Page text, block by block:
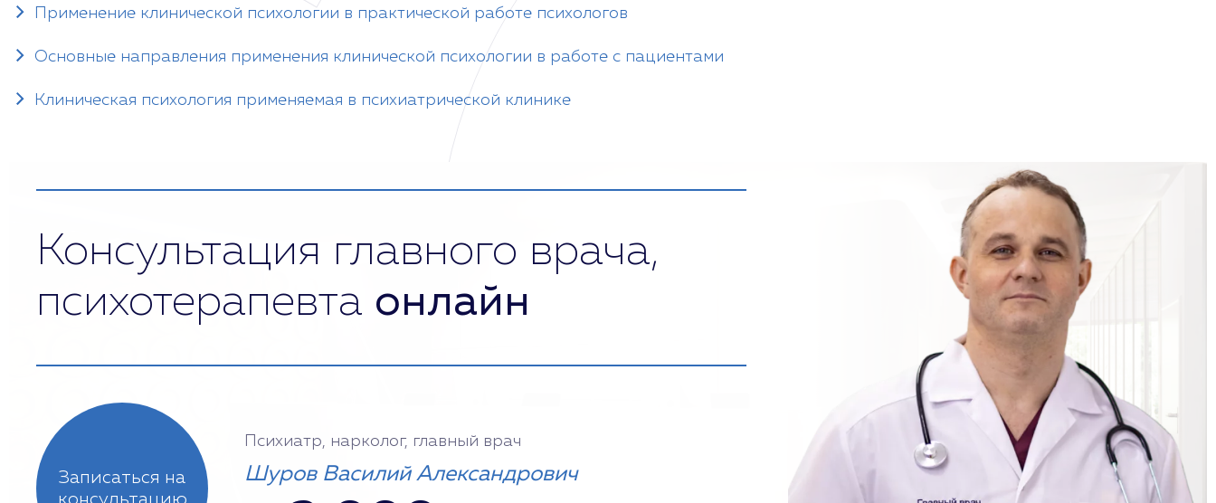
Применение клинической психологии в практической работе психологов
Основные направления применения клинической психологии в работе с пациентами
Клиническая психология применяемая в психиатрической клинике
Консультация главного врача,
психотерапевта онлайн
Записаться на
консультацию
Психиатр, нарколог, главный врач
Шуров Василий Александрович